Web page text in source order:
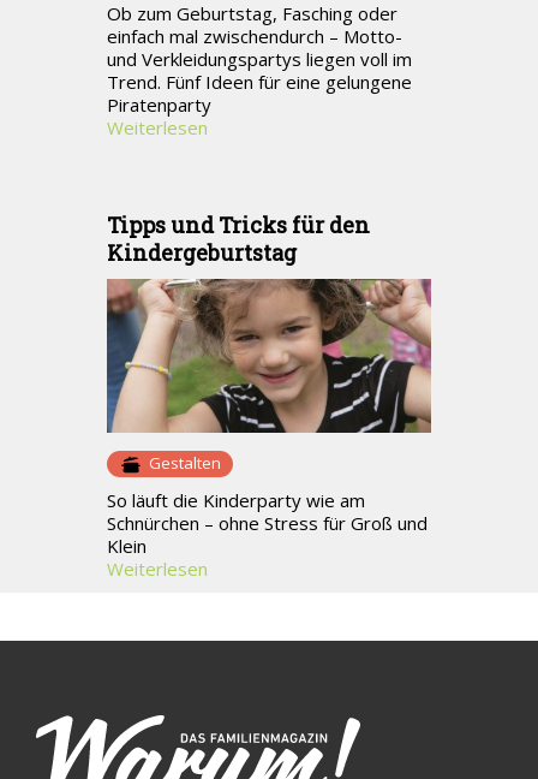
Ob zum Geburtstag, Fasching oder
einfach mal zwischendurch – Motto-
und Verkleidungspartys liegen voll im
Trend. Fünf Ideen für eine gelungene
Piratenparty
Weiterlesen
Tipps und Tricks für den
Kindergeburtstag
Gestalten
So läuft die Kinderparty wie am
Schnürchen – ohne Stress für Groß und
Klein
Weiterlesen